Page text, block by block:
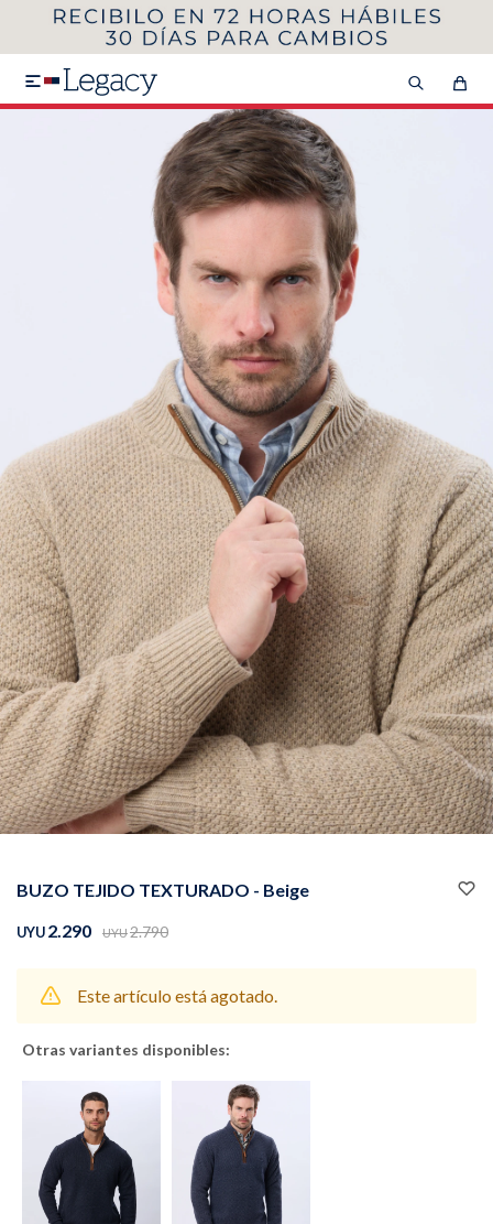

BUZO TEJIDO TEXTURADO - Beige
UYU2.290 UYU2.790
Este artículo está agotado.
Otras variantes disponibles:
MI CUENTA
VER COLECCIÓN DE HOMBRE
SEGUNDA 50%
Remeras Camisas
Buzos Pantalones
Camperas Chalecos
Canguros Jeans
Shorts
Sacos Calzado